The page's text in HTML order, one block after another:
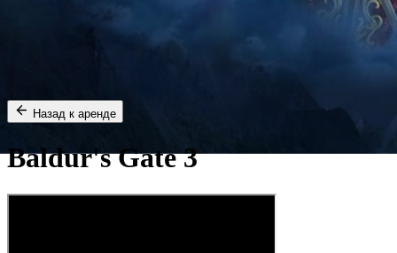
Назад к аренде
Baldur's Gate 3